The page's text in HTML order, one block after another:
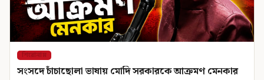
শিরোনাম
সংসদে চাঁচাছোলা ভাষায় মোদি সরকারকে আক্রমণ মেনকার